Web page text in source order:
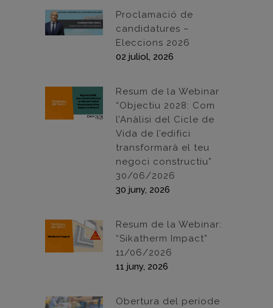
Proclamació de
candidatures –
Eleccions 2026
02 juliol, 2026
Resum de la Webinar
“Objectiu 2028: Com
l’Anàlisi del Cicle de
Vida de l’edifici
transformarà el teu
negoci constructiu”
30/06/2026
30 juny, 2026
Resum de la Webinar:
“Sikatherm Impact”
11/06/2026
11 juny, 2026
Obertura del període